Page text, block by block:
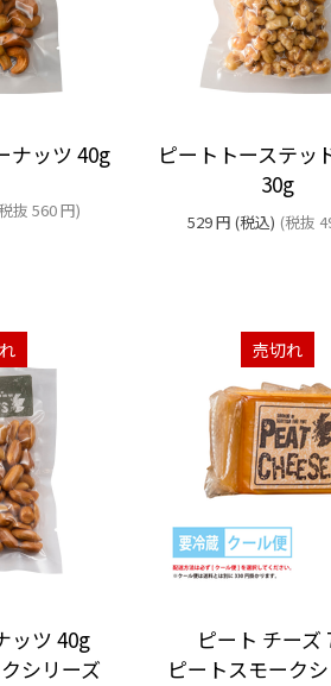
ナッツ 40g
抜560円)
ピートトーステッ
30g
529円 (税込) (税抜
ッツ 40g
シリーズ
売切れ
ピート チーズ
ピートスモーク